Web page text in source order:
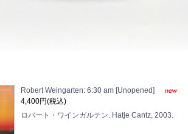
Robert Weingarten: 6:30 am [Unopened]
4,400円(税込)
ロバート・ワインガルテン. Hatje Cantz, 2003.